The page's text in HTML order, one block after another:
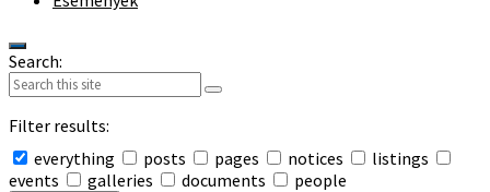
Search:
Filter results:
everything
posts pages notices
listings
events
galleries documents people